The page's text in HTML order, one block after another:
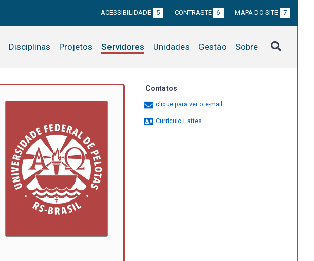
ACESSIBILIDADE 5 CONTRASTE 6 MAPA DO SITE 7
Disciplinas Projetos Servidores Unidades Gestão Sobre
Contatos
clique para ver o e-mail
Currículo Lattes